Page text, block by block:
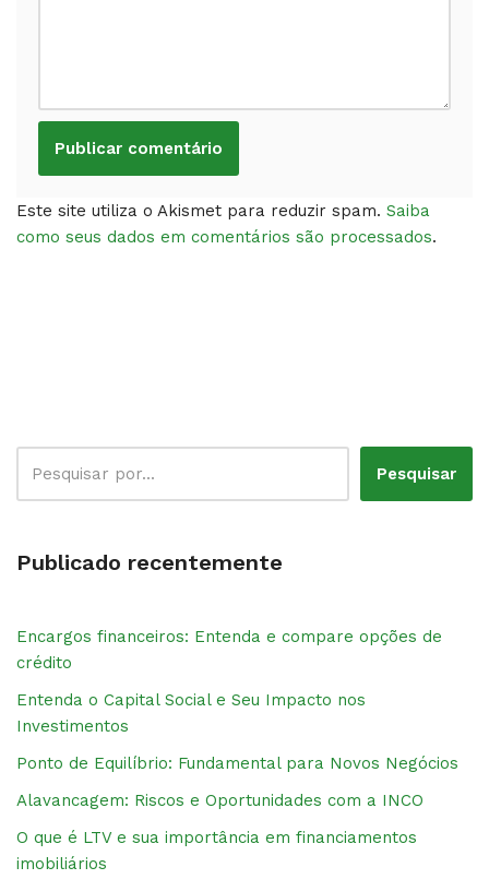
Este site utiliza o Akismet para reduzir spam. Saiba
como seus dados em comentários são processados.
Pesquisar
Publicado recentemente
Encargos financeiros: Entenda e compare opções de
crédito
Entenda o Capital Social e Seu Impacto nos
Investimentos
Ponto de Equilíbrio: Fundamental para Novos Negócios
Alavancagem: Riscos e Oportunidades com a INCO
O que é LTV e sua importância em financiamentos
imobiliários